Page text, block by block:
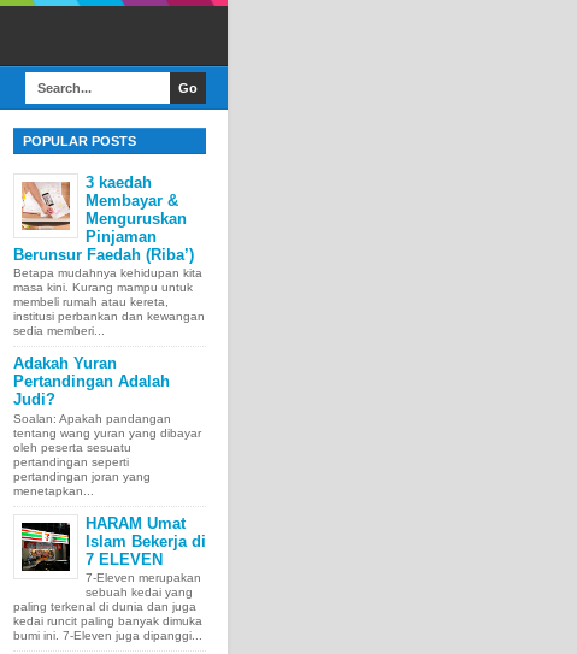
POPULAR POSTS
3 kaedah
Membayar &
Menguruskan
Pinjaman
Berunsur Faedah (Riba’)
Betapa mudahnya kehidupan kita
masa kini. Kurang mampu untuk
membeli rumah atau kereta,
institusi perbankan dan kewangan
sedia memberi...
Adakah Yuran
Pertandingan Adalah
Judi?
Soalan: Apakah pandangan
tentang wang yuran yang dibayar
oleh peserta sesuatu
pertandingan seperti
pertandingan joran yang
menetapkan...
HARAM Umat
Islam Bekerja di
7 ELEVEN
7-Eleven merupakan
sebuah kedai yang
paling terkenal di dunia dan juga
kedai runcit paling banyak dimuka
bumi ini. 7-Eleven juga dipanggi...